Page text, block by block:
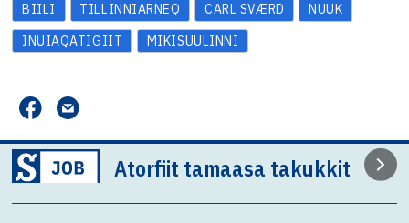
BIILI TILLINNIARNEQ CARL SVÆRD
NUUK
INUIAQATIGIIT
MIKISUULINNI
Atorfiit tamaasa takukkit